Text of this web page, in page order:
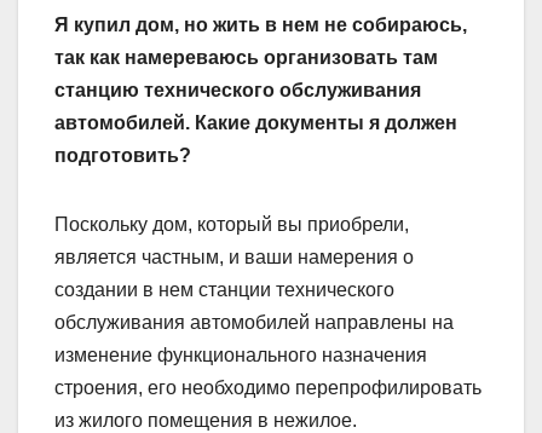
Я купил дом, но жить в нем не собираюсь,
так как намереваюсь организовать там
станцию технического обслуживания
автомобилей. Какие документы я должен
подготовить?
Поскольку дом, который вы приобрели,
является частным, и ваши намерения о
создании в нем станции технического
обслуживания автомобилей направлены на
изменение функционального назначения
строения, его необходимо перепрофилировать
из жилого помещения в нежилое.